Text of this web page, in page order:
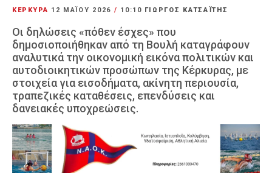
ΚΕΡΚΥΡΑ 12 ΜΑΪ́ΟΥ 2026 / 10:10 ΓΙΩΡΓΟΣ ΚΑΤΣΑΪΤΗΣ
Οι δηλώσεις «πόθεν έσχες» που
δημοσιοποιήθηκαν από τη Βουλή καταγράφουν
αναλυτικά την οικονομική εικόνα πολιτικών και
αυτοδιοικητικών προσώπων της Κέρκυρας, με
στοιχεία για εισοδήματα, ακίνητη περιουσία,
τραπεζικές καταθέσεις, επενδύσεις και
δανειακές υποχρεώσεις.